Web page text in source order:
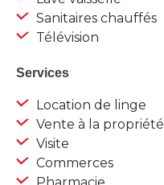
Sanitaires chauffés
Télévision
Services
Location de linge
Vente à la propriété
Visite
Commerces